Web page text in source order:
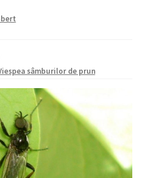
sâmburilor de prun